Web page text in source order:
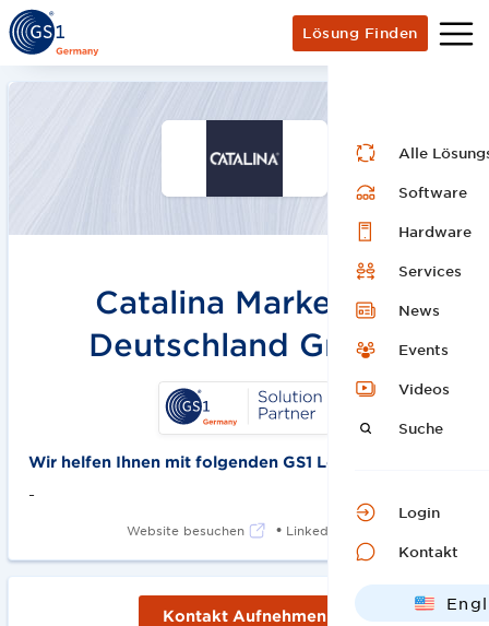
Lösung Finden
Alle
Software
Hardware
Services
News
Events
Videos
Suche
Login
Kontakt
Catalina Marketing
Deutschland GmbH
Wir helfen Ihnen mit folgenden GS1 Lösungen:
-
Website besuchen • LinkedIn
Kontakt Aufnehmen